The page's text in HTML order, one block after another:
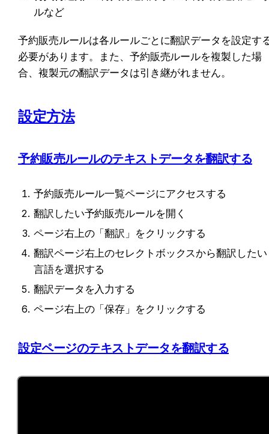
ルなど
予約販売ルールは各ルールごとに翻訳データを設定す
必要があります。また、予約販売ルールを複製した場
合、複製元の翻訳データは引き継がれません。
設定方法
予約販売ルールのテキストデータを翻訳する
予約販売ルール一覧ページにアクセスする
翻訳したい予約販売ルールを開く
ページ右上の「翻訳」をクリックする
翻訳ページ右上のセレクトボックスから翻訳したい
言語を選択する
翻訳データを入力する
ページ右上の「保存」をクリックする
設定ページのテキストデータを翻訳する